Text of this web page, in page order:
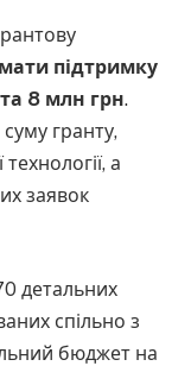
підтримку
8 млн грн.
гранту,
а
заявок
детальних
спільно з
бюджет на